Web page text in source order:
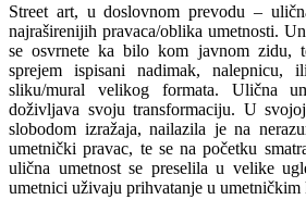
Street art, u doslovnom prevodu –
najraširenijih pravaca/oblika umetnosti.
se osvrnete ka bilo kom javnom zidu,
sprejem ispisani nadimak, nalepnicu,
sliku/mural velikog formata. Ulična
doživljava svoju transformaciju. U
slobodom izražaja, nailazila je na
umetnički pravac, te se na početku
ulična umetnost se preselila u velike
umetnici uživaju prihvatanje u umetničkim